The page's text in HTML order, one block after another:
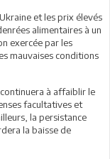
et les prix élevés
alimentaires à un
exercée par les
mauvaises conditions
à affaiblir le
facultatives et
la persistance
la baisse de